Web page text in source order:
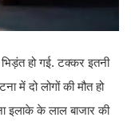
हो गई. टक्कर इतनी
में दो लोगों की मौत हो
इलाके के लाल बाजार की